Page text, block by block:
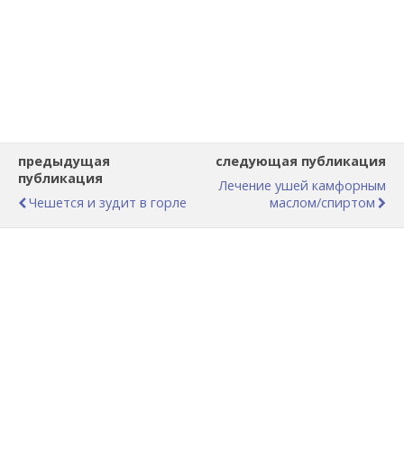
предыдущая
публикация
Чешется и зудит в горле
следующая публикация
Лечение ушей камфорным
маслом/спиртом